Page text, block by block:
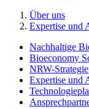
Über uns
Expertise und
Nachhaltige
Bioeconomy
NRW-
Expertise und